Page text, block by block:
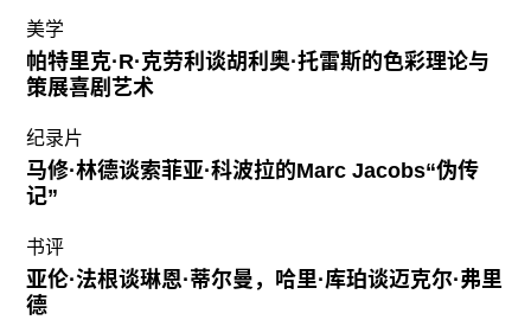
美学
帕特里克·R·克劳利谈胡利奥·托雷斯的色彩理论与
策展喜剧艺术
纪录片
马修·林德谈索菲亚·科波拉的Marc Jacobs“伪传
记”
书评
亚伦·法根谈琳恩·蒂尔曼，哈里·库珀谈迈克尔·弗里
德